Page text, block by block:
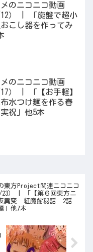
のニコニコ動画
12） | 「旋盤で超小
こし器を作ってみ
のニコニコ動画
17） | 「【お手軽】
水つけ麺を作る春
祝」他5本
東方Project関連ニコニコ
23） | 「【第６回東方ニ
夜異変 紅魔館秘話 2話
」他7本